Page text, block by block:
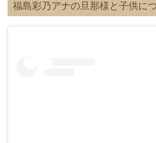
福島彩乃アナの旦那様と子供に